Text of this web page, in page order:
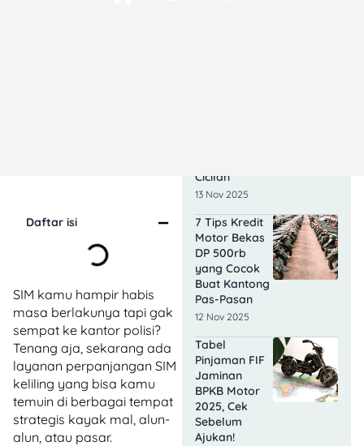
Daftar isi
SIM kamu hampir habis
masa berlakunya tapi gak
sempat ke kantor polisi?
Tenang aja, sekarang ada
layanan perpanjangan SIM
keliling yang bisa kamu
temuin di berbagai tempat
strategis kayak mal, alun-
alun, atau pasar.
Cicilan
13 Nov 2025
7 Tips Kredit
Motor Bekas
DP 500rb
yang Cocok
Buat Kantong
Pas-Pasan
12 Nov 2025
Tabel
Pinjaman FIF
Jaminan
BPKB Motor
2025, Cek
Sebelum
Ajukan!